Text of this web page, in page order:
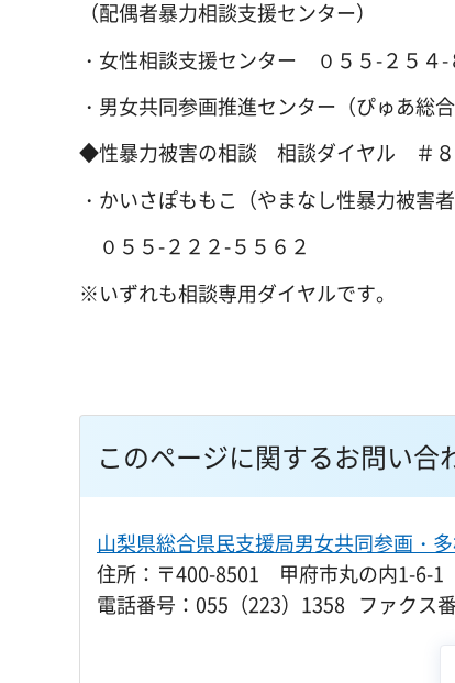
（配偶者暴力相談支援センター）
・女性相談支援センター ０５５-２５４-
・男女共同参画推進センター（ぴゅあ総
◆性暴力被害の相談 相談ダイヤル ＃８
・かいさぽももこ（やまなし性暴力被害
０５５-２２２-５５６２
※いずれも相談専用ダイヤルです。
このページに関するお問い合
山梨県総合県民支援局男女共同参画・
住所：〒400-8501 甲府市丸の内1-6-1
電話番号：055（223）1358 ファクス